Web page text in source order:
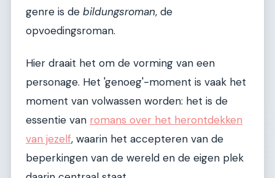
genre is de bildungsroman, de
opvoedingsroman.
Hier draait het om de vorming van een
personage. Het 'genoeg'-moment is vaak het
moment van volwassen worden: het is de
essentie van romans over het herontdekken
van jezelf, waarin het accepteren van de
beperkingen van de wereld en de eigen plek